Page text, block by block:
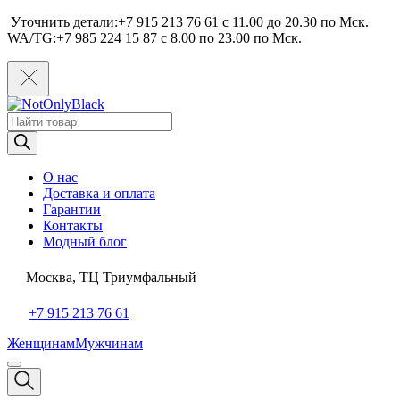
Уточнить детали:+7 915 213 76 61 c 11.00 до 20.30 по Мcк.
WA/TG:+7 985 224 15 87 c 8.00 по 23.00 по Мcк.
Поиск
товаров
О нас
Доставка и оплата
Гарантии
Контакты
Модный блог
Москва, ТЦ Триумфальный
+7 915 213 76 61
ЖенщинамМужчинам